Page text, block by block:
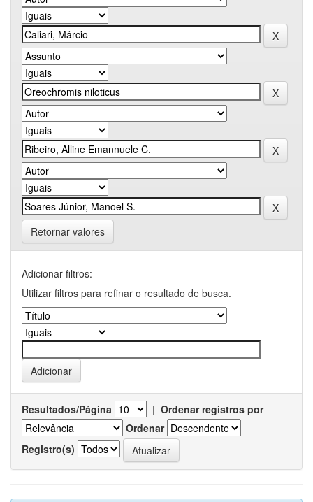
Retornar valores
Adicionar filtros:
Utilizar filtros para refinar o resultado de busca.
Resultados/Página | Ordenar registros por
Ordenar
Registro(s)